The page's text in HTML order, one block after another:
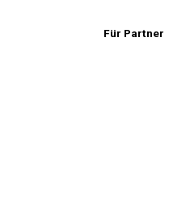
Für Partner